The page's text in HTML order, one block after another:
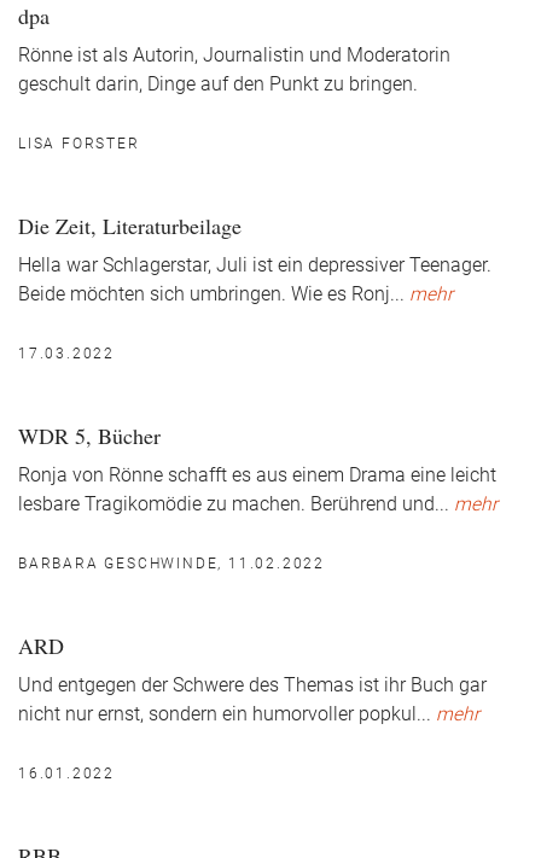
dpa
Rönne ist als Autorin, Journalistin und Moderatorin
geschult darin, Dinge auf den Punkt zu bringen.
LISA FORSTER
Die Zeit, Literaturbeilage
Hella war Schlagerstar, Juli ist ein depressiver Teenager.
Beide möchten sich umbringen. Wie es Ronj... mehr
17.03.2022
WDR 5, Bücher
Ronja von Rönne schafft es aus einem Drama eine leicht
lesbare Tragikomödie zu machen. Berührend und... mehr
BARBARA GESCHWINDE, 11.02.2022
ARD
Und entgegen der Schwere des Themas ist ihr Buch gar
nicht nur ernst, sondern ein humorvoller popkul ... mehr
16.01.2022